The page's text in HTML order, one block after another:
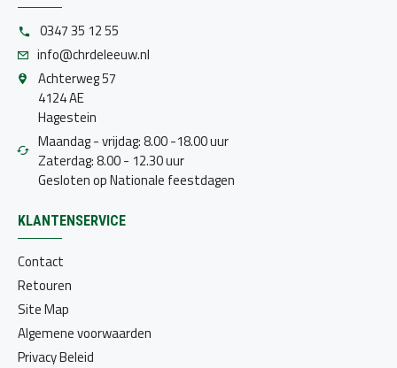
0347 35 12 55
info@chrdeleeuw.nl
Achterweg 57
4124 AE
Hagestein
Maandag - vrijdag: 8.00 -18.00 uur
Zaterdag: 8.00 - 12.30 uur
Gesloten op Nationale feestdagen
KLANTENSERVICE
Contact
Retouren
Site Map
Algemene voorwaarden
Privacy Beleid